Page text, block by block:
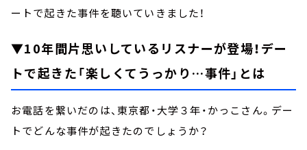
ートで起きた事件を聴いていきました！
▼10年間片思いしているリスナーが登場！デー
トで起きた「楽しくてうっかり…事件」とは
お電話を繋いだのは、東京都・大学３年・かっこさん。デー
トでどんな事件が起きたのでしょうか？